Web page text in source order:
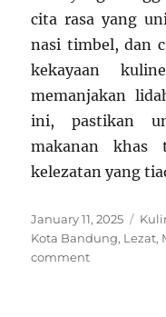
cita rasa yang
nasi timbel, dan
kekayaan
memanjakan
ini, pastikan
makanan khas
kelezatan yang
Posted
on
January 11, 2025
Kota Bandung, Lezat,
commenton